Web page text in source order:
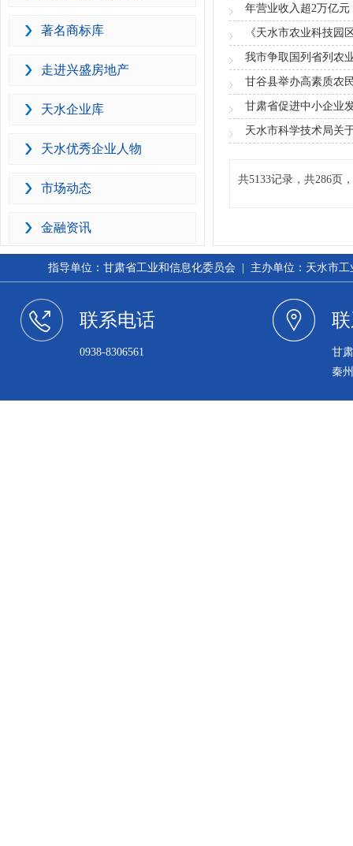
著名商标库
走进兴盛房地产
天水企业库
天水优秀企业人物
市场动态
金融资讯
年营业收入超2万亿
《天水市农业科技园
我市争取国列省列农
甘谷县举办高素质农
甘肃省促进中小企业
天水市科学技术局关
共5133记录，共286页
指导单位：甘肃省工业和信息化委员会 | 主办单位：天水市
联系电话
0938-8306561
甘
秦